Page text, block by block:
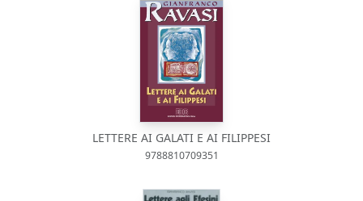
LETTERE AI GALATI E AI FILIPPESI
9788810709351